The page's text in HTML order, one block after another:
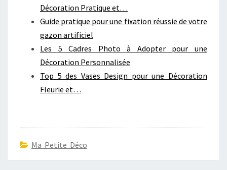
Décoration Pratique et…
Guide pratique pour une fixation réussie de votre
gazon artificiel
Les 5 Cadres Photo à Adopter pour une
Décoration Personnalisée
Top 5 des Vases Design pour une Décoration
Fleurie et…
Ma Petite Déco